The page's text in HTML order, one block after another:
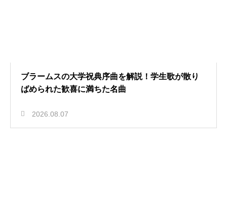
ブラームスの大学祝典序曲を解説！学生歌が散り
ばめられた歓喜に満ちた名曲
2026.08.07